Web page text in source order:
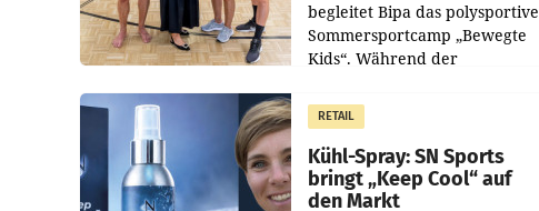
begleitet Bipa das polysportive
Sommersportcamp „Bewegte
Kids“. Während der
Juli und August versorgt das
Unternehmen Kinder sowie
RETAIL
Kühl-Spray: SN Sports
bringt „Keep Cool“ auf
den Markt